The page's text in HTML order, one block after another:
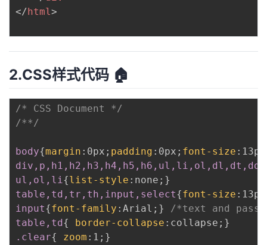
</html>
2.CSS样式代码 🏠
/* CSS Document */
/**/
body{margin : 0px ; padding : 0px ; font-size : 13px
ul,ol,li{list-style : none ; }
table,td,tr,th,input,select{font-size : 13px
input{font-family : Arial ; }
/*text and
table,td { border-collapse : collapse ; }
.clear{ zoom : 1 ; }